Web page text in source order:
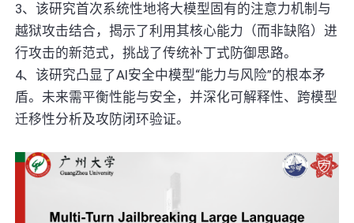
3、该研究首次系统性地将大模型固有的注意力机制与
越狱攻击结合，揭示了利用其核心能力（而非缺陷）进
行攻击的新范式，挑战了传统补丁式防御思路。
4、该研究凸显了AI安全中模型“能力与风险”的根本矛
盾。未来需平衡性能与安全，并深化可解释性、跨模型
迁移性分析及攻防闭环验证。